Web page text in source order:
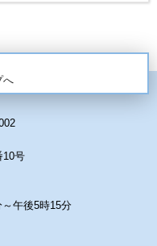
へ
10号
午後5時15分